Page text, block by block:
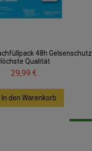
48h Gelsenschutz
Qualität
29,99 €
In den Warenkorb